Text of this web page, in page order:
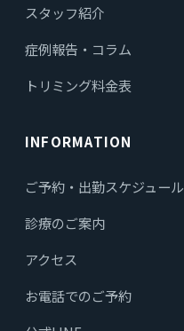
スタッフ紹介
症例報告・コラム
トリミング料金表
INFORMATION
ご予約・出勤スケジュール
診療のご案内
アクセス
お電話でのご予約